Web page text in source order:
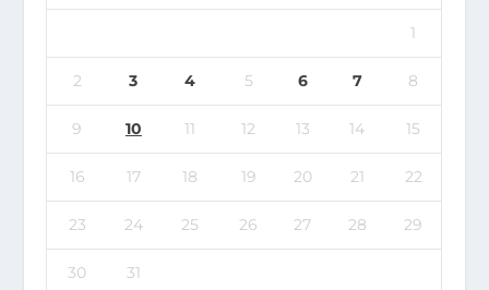
1
2 3 4 5 6 7 8
9 10 11 12 13 14 15
16 17 18 19 20 21 22
23 24 25 26 27 28 29
30 31